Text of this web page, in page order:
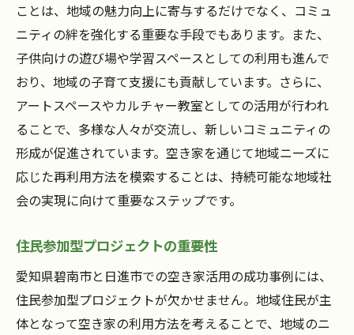
地域の魅力を引き出す空き家活用の成功事例愛
知県碧南市と日進市
地域ブランド形成と空き家の関係
空き家再生による観光資源化の成功事例
地域密着型の空き家プロジェクト
空き家を活用した文化活動の推進
空き家を活かした地域コミュニティの再生
住民の協力が成功の鍵となるケーススタデ
地域活性化の新たなアプローチ空き家を生かし
た愛知県の試み
空き家活用による地域コミュニティの再構
築
ことは、地域の魅力向上に寄与するだけでなく、コミュ
ニティの絆を強化する重要な手段でもあります。また、
子供向けの遊び場や学習スペースとしての利用も進んで
おり、地域の子育て支援にも貢献しています。さらに、
アートスペースやカルチャー教室としての活用が行われ
ることで、多様な人々が交流し、新しいコミュニティの
形成が促進されています。空き家を通じて地域ニーズに
応じた再利用方法を模索することは、持続可能な地域社
会の実現に向けて重要なステップです。
住民参加型プロジェクトの重要性
愛知県碧南市と日進市での空き家活用の成功事例には、
住民参加型プロジェクトが欠かせません。地域住民が主
体となって空き家の利用方法を考えることで、地域のニ